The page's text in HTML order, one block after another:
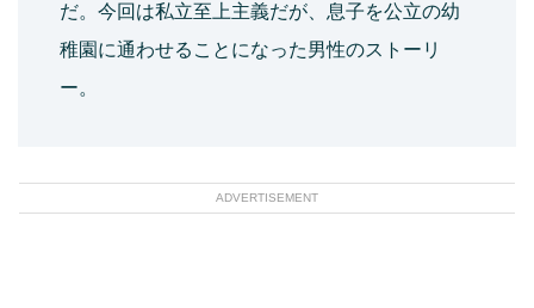
だ。今回は私立至上主義だが、息子を公立の幼
稚園に通わせることになった男性のストーリ
ー。
ADVERTISEMENT